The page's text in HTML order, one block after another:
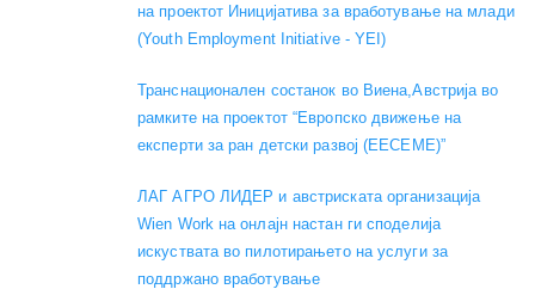
на проектот Иницијатива за вработување на млади
(Youth Employment Initiative - YEI)
Транснационален состанок во Виена,Австрија во
рамките на проектот “Европско движење на
експерти за ран детски развој (EECEME)”
ЛАГ АГРО ЛИДЕР и австриската организација
Wien Work на онлајн настан ги споделија
искуствата во пилотирањето на услуги за
поддржано вработување